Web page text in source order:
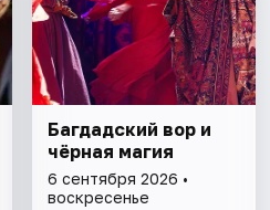
Багдадский вор и
чёрная магия
6 сентября 2026 •
воскресенье